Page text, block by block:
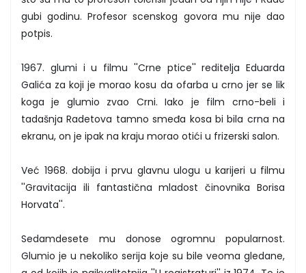
gubi godinu. Profesor scenskog govora mu nije dao
potpis.
1967. glumi i u filmu ''Crne ptice'' reditelja Eduarda
Galića za koji je morao kosu da ofarba u crno jer se lik
koga je glumio zvao Crni. Iako je film crno-beli i
tadašnja Radetova tamno smeđa kosa bi bila crna na
ekranu, on je ipak na kraju morao otići u frizerski salon.
Već 1968. dobija i prvu glavnu ulogu u karijeri u filmu
''Gravitacija ili fantastična mladost činovnika Borisa
Horvata''.
Sedamdesete mu donose ogromnu popularnost.
Glumio je u nekoliko serija koje su bile veoma gledane,